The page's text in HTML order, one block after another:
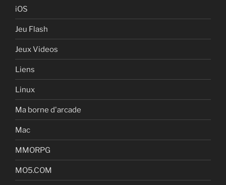
iOS
Jeu Flash
Jeux Videos
Liens
Linux
Ma borne d'arcade
Mac
MMORPG
MO5.COM